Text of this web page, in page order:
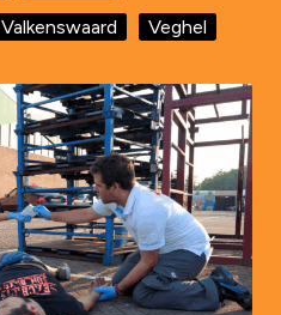
Valkenswaard Veghel